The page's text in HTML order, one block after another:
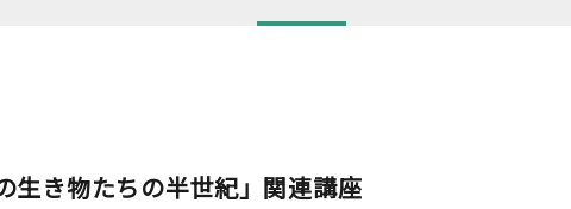
生き物たちの半世紀」関連講座